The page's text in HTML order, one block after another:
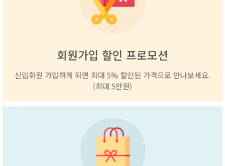
회원가입 할인 프로모션
신입회원 가입하게 되면 최대 5% 할인된 가격으로 만나보세요.
(최대 5만원)